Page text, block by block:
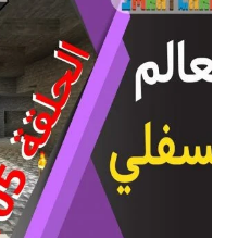
لسمارت
كرافت
ماين
كرافت
#SMARTCRAFT